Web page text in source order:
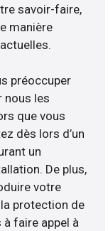
savoir-faire,
manière
préoccuper
nous les
que vous
dès lors d’un
un
De plus,
votre
protection de
à faire appel à